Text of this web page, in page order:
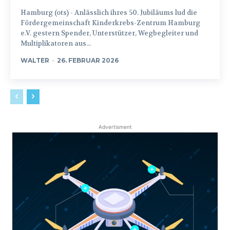
Hamburg (ots) - Anlässlich ihres 50. Jubiläums lud die
Fördergemeinschaft Kinderkrebs-Zentrum Hamburg
e.V. gestern Spender, Unterstützer, Wegbegleiter und
Multiplikatoren aus...
WALTER - 26. FEBRUAR 2026
Advertisment